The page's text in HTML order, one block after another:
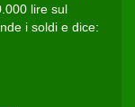
lire sul
i soldi e dice: